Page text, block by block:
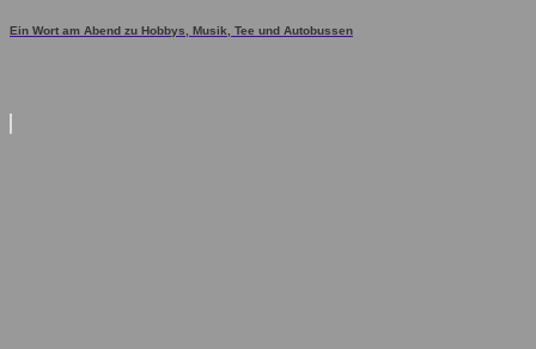
Ein Wort am Abend zu Hobbys, Musik, Tee und Autobussen